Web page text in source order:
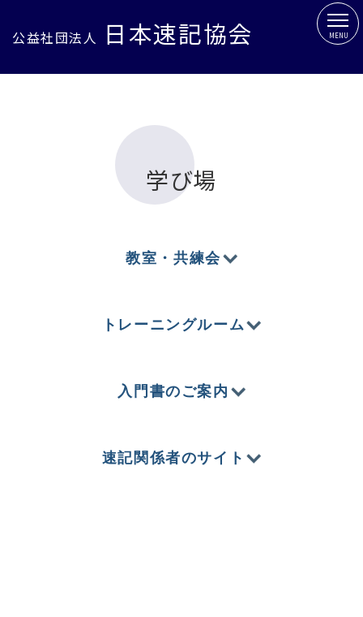
公益社団法人 日本速記協会 MENU
学び場
教室・共練会
トレーニングルーム
入門書のご案内
速記関係者のサイト